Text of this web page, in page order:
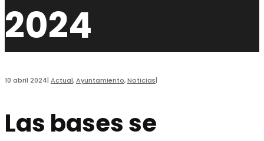
2024
10 abril 2024| Actual,Ayuntamiento,Noticias|
Las bases se